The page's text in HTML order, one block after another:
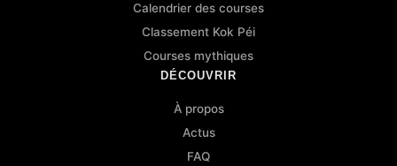
Calendrier des courses
Classement Kok Péi
Courses mythiques
DÉCOUVRIR
À propos
Actus
FAQ